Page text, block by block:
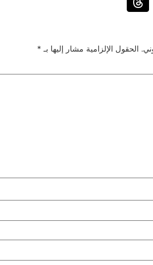
الحقول الإلزامية مشار إليها بـ *